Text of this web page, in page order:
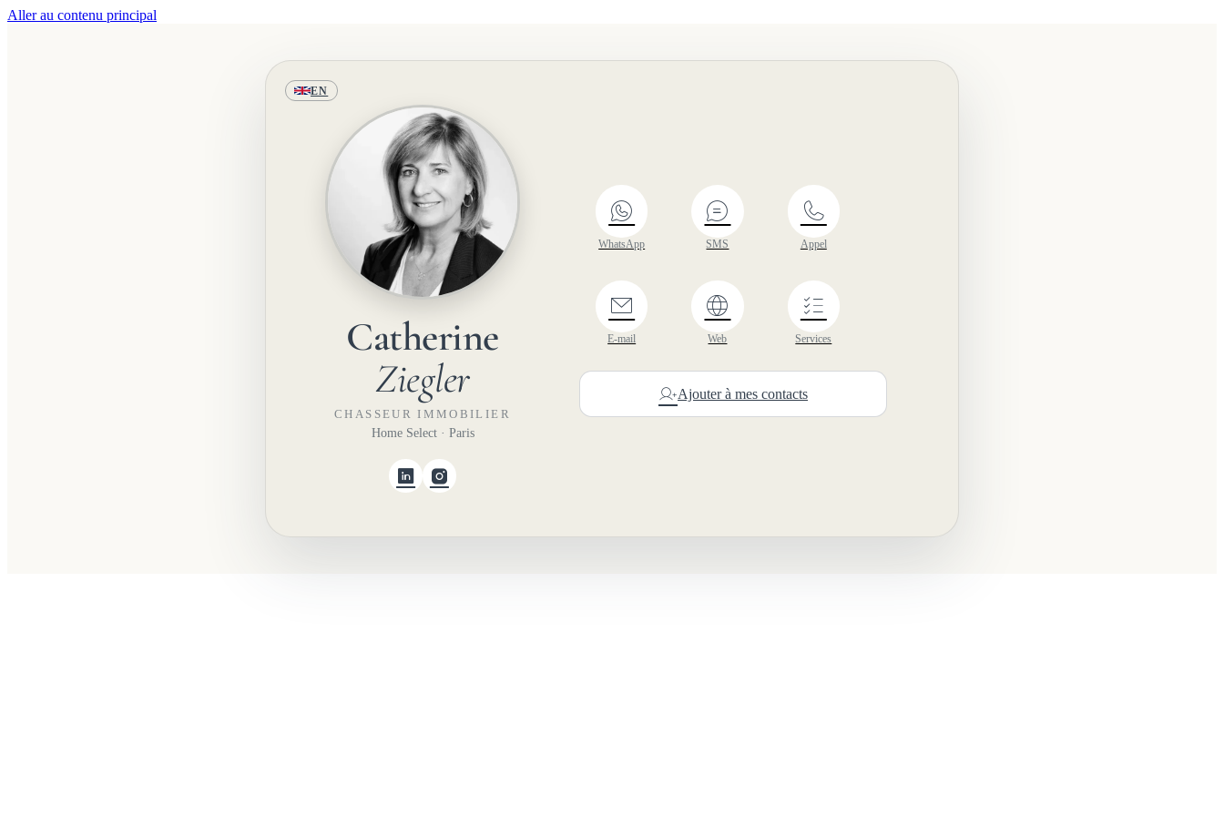
Aller au contenu principal
EN
Catherine
Ziegler
CHASSEUR IMMOBILIER
Home Select · Paris
WhatsApp SMS Appel
E-mail Web Services
Ajouter à mes contacts